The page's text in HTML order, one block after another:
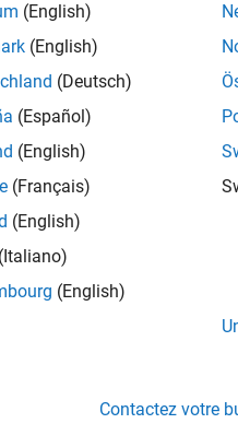
(English)
(English)
(Deutsch)
(Español)
(English)
(Français)
(English)
(Italiano)
(English)
Contactez votre